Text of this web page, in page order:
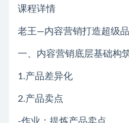
课程详情
老王—内容营销打造超级
一、内容营销底层基础构
1.产品差异化
2.产品卖点